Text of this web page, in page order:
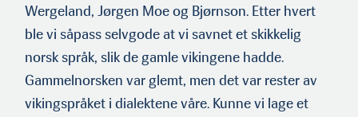
Wergeland, Jørgen Moe og Bjørnson. Etter hvert
ble vi såpass selvgode at vi savnet et skikkelig
norsk språk, slik de gamle vikingene hadde.
Gammelnorsken var glemt, men det var rester av
vikingspråket i dialektene våre. Kunne vi lage et